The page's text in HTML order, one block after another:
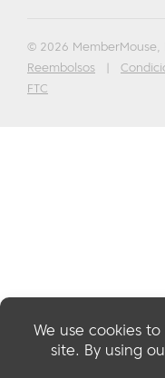
© 2026 MemberMouse,
Reembolsos
FTC